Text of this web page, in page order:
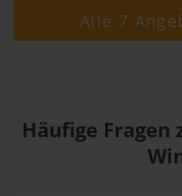
Alle 7
Häufige Fragen